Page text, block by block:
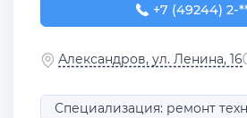
+7 (49244) 2-
+7 (49244) 2-
Александров, ул. Ленина, 16
Специализация: ремонт